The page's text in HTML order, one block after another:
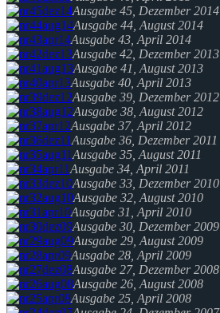
Ausgabe 45, Dezember 2014
Ausgabe 44, August 2014
Ausgabe 43, April 2014
Ausgabe 42, Dezember 2013
Ausgabe 41, August 2013
Ausgabe 40, April 2013
Ausgabe 39, Dezember 2012
Ausgabe 38, August 2012
Ausgabe 37, April 2012
Ausgabe 36, Dezember 2011
Ausgabe 35, August 2011
Ausgabe 34, April 2011
Ausgabe 33, Dezember 2010
Ausgabe 32, August 2010
Ausgabe 31, April 2010
Ausgabe 30, Dezember 2009
Ausgabe 29, August 2009
Ausgabe 28, April 2009
Ausgabe 27, Dezember 2008
Ausgabe 26, August 2008
Ausgabe 25, April 2008